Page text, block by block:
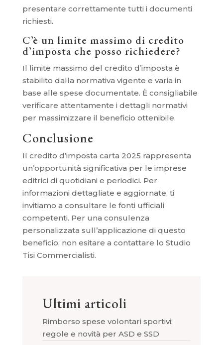
presentare correttamente tutti i documenti
richiesti.
C’è un limite massimo di credito
d’imposta che posso richiedere?
Il limite massimo del credito d’imposta è
stabilito dalla normativa vigente e varia in
base alle spese documentate. È consigliabile
verificare attentamente i dettagli normativi
per massimizzare il beneficio ottenibile.
Conclusione
Il credito d’imposta carta 2025 rappresenta
un’opportunità significativa per le imprese
editrici di quotidiani e periodici. Per
informazioni dettagliate e aggiornate, ti
invitiamo a consultare le fonti ufficiali
competenti. Per una consulenza
personalizzata sull’applicazione di questo
beneficio, non esitare a contattare lo Studio
Tisi Commercialisti.
Ultimi articoli
Rimborso spese volontari sportivi:
regole e novità per ASD e SSD